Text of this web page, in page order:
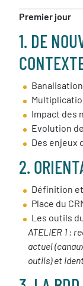
Premier jour
1. DE
Impact des
Evolution
Des enjeux
2.
Définition
Place du
Les outils
ATELIER 1 :
actuel
outils) et